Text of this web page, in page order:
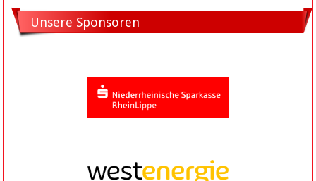
Unsere Sponsoren